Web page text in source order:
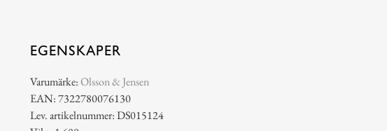
EGENSKAPER
Varumärke:Olsson & Jensen
EAN: 7322780076130
Lev. artikelnummer: DS015124